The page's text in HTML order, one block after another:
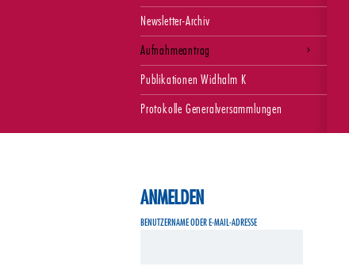
Newsletter-Archiv
Aufnahmeantrag
Publikationen Widhalm K
Protokolle Generalversammlungen
ANMELDEN
BENUTZERNAME ODER E-MAIL-ADRESSE